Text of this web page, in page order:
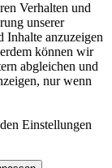
Verhalten und
unserer
Inhalte anzuzeigen
können wir
abgleichen und
nur wenn
Einstellungen